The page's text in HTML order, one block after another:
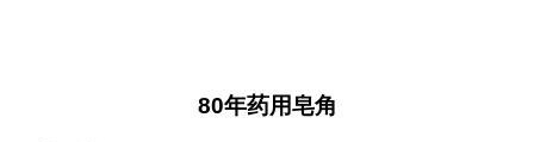
80年药用皂角